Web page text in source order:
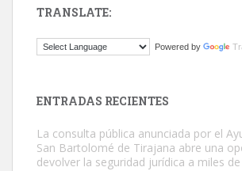
El ayuntamiento se va a llevar a Los Gatos
TRANSLATE:
Powered by
ENTRADAS RECIENTES
La consulta pública anunciada por el
San Bartolomé de Tirajana abre una
devolver la seguridad jurídica a miles